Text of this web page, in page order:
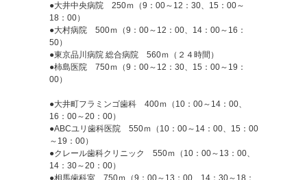
●大井中央病院 250ｍ（9：00～12：30、15：00～
18：00）
●大村病院 500ｍ（9：00～12：00、14：00～16：
50）
●東京品川病院 総合病院 560ｍ（２４時間）
●柿島医院 750ｍ（9：00～12：30、15：00～19：
00）
●大井町フラミンゴ歯科 400ｍ（10：00～14：00、
16：00～20：00）
●ABCユリ歯科医院 550ｍ（10：00～14：00、15：00
～19：00）
●クレール歯科クリニック 550ｍ（10：00～13：00、
14：30～20：00）